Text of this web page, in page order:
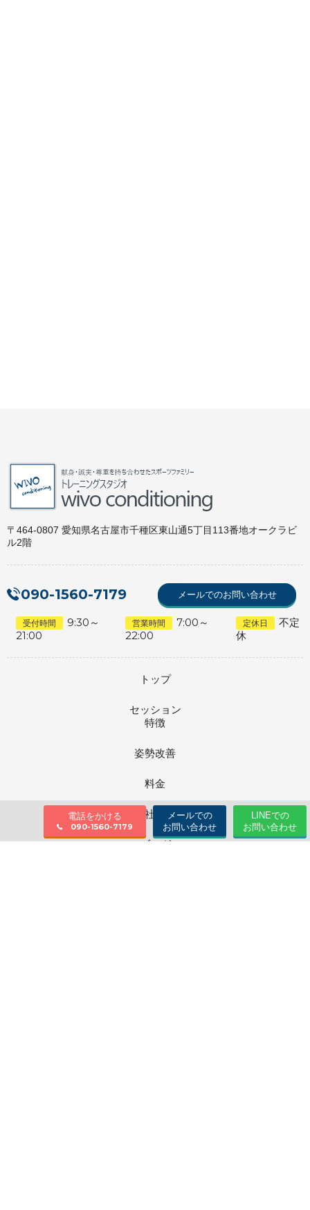
〒464-0807 愛知県名古屋市千種区東山通5丁目113番地オークラビ
ル2階
090-1560-7179 メールでのお問い合わせ
受付時間
9:30～
21:00
営業時間
7:00～
22:00
定休日
不定
休
トップ
セッション
特徴
姿勢改善
料金
会社情報
ブログ
電話をかける
090-1560-7179
メールでの
お問い合わせ
LINEでの
お問い合わせ